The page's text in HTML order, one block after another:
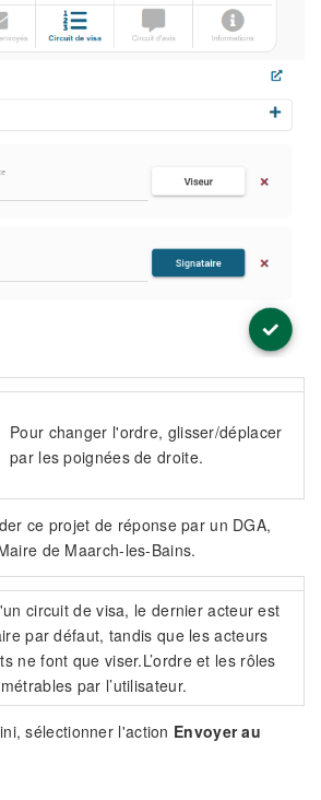
Pour changer l'ordre, glisser/déplacer
par les poignées de droite.
ce projet de réponse par un DGA,
de Maarch-les-Bains.
circuit de visa, le dernier acteur est
par défaut, tandis que les acteurs
ne font que viser.L’ordre et les rôles
par l’utilisateur.
sélectionner l'action Envoyer au